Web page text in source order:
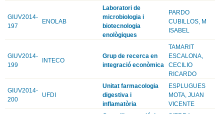
GIUV2014-
197
ENOLAB
Laboratori de
microbiologia i
biotecnologia
enològiques
PARDO
CUBILLOS, M
ISABEL
GIUV2014-
199
INTECO
Grup de recerca en
integració econòmica
TAMARIT
ESCALONA,
CECILIO
RICARDO
GIUV2014-
200
UFDI
Unitat farmacologia
digestiva i
inflamatòria
ESPLUGUES
MOTA, JUAN
VICENTE